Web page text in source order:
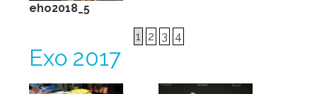
eho2018_5
1 2 3 4
Ехо 2017